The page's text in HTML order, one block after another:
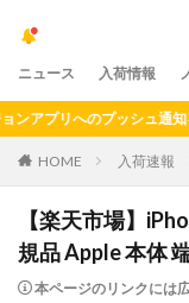
ニュース 入荷情報
リへのプッシュ通知を停止
HOME 入荷速報
【楽天市場】
規品 Apple 本体
本ページのリンクには